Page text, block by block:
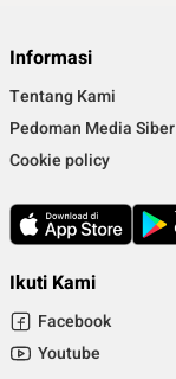
Informasi
Tentang Kami
Pedoman Media Siber
Cookie policy
Ikuti Kami
Facebook
Youtube